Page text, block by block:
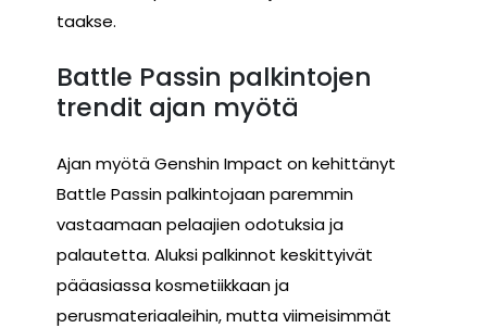
taakse.
Battle Passin palkintojen
trendit ajan myötä
Ajan myötä Genshin Impact on kehittänyt
Battle Passin palkintojaan paremmin
vastaamaan pelaajien odotuksia ja
palautetta. Aluksi palkinnot keskittyivät
pääasiassa kosmetiikkaan ja
perusmateriaaleihin, mutta viimeisimmät